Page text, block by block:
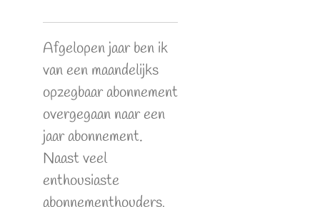
Afgelopen jaar ben ik
van een maandelijks
opzegbaar abonnement
overgegaan naar een
jaar abonnement.
Naast veel
enthousiaste
abonnementhouders,